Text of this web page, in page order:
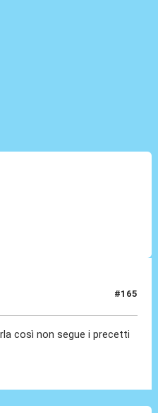
#165
così non segue i precetti